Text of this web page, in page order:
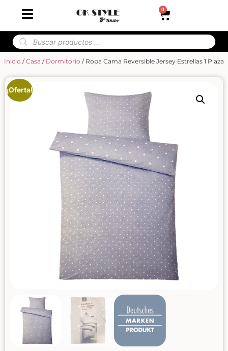
0
Inicio /Casa / Dormitorio / Ropa Cama Reversible Jersey Estrellas 1 Plaza
¡Oferta!